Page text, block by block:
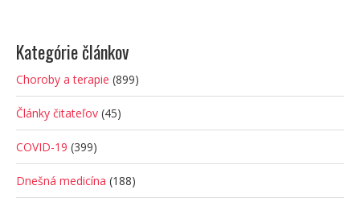
Kategórie článkov
Choroby a terapie (899)
Články čitateľov (45)
COVID-19 (399)
Dnešná medicína (188)